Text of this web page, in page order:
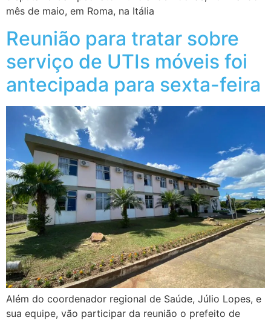
mês de maio, em Roma, na Itália
Reunião para tratar sobre
serviço de UTIs móveis foi
antecipada para sexta-feira
Além do coordenador regional de Saúde, Júlio Lopes, e
sua equipe, vão participar da reunião o prefeito de